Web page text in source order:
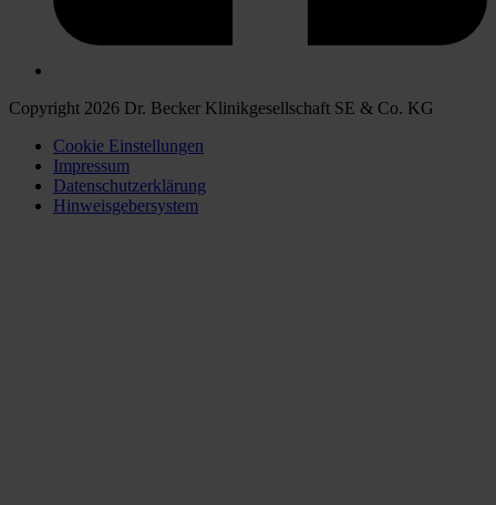
Copyright 2026 Dr. Becker Klinikgesellschaft SE & Co. KG
Cookie Einstellungen
Impressum
Datenschutzerklärung
Hinweisgebersystem